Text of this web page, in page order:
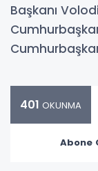
Başkanı
401 OKUNMA
Abone